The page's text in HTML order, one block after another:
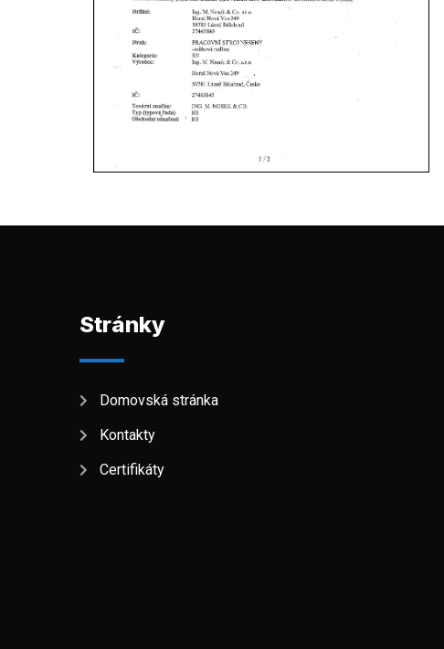
Stránky
Domovská stránka
Kontakty
Certifikáty